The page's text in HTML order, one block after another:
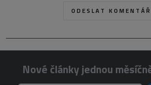
Nové články jednou